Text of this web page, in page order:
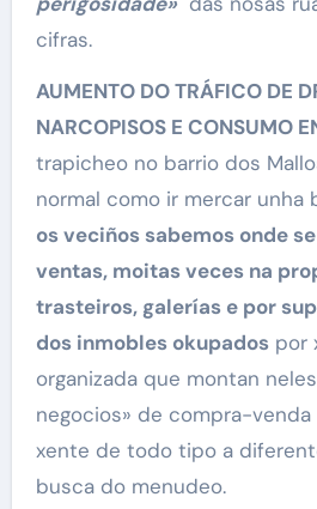
cifras.
AUMENTO DO TRÁFICO DE
NARCOPISOS E CONSUMO
trapicheo no barrio dos
normal como ir mercar unha
os veciños sabemos onde
ventas, moitas veces na
trasteiros, galerías e por
dos inmobles okupadospor
organizada que montan
negocios» de compra-
xente de todo tipo a
busca do menudeo.